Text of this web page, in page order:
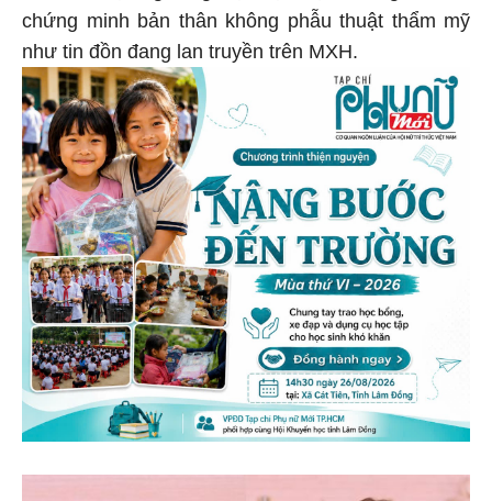
chứng minh bản thân không phẫu thuật thẩm mỹ
như tin đồn đang lan truyền trên MXH.